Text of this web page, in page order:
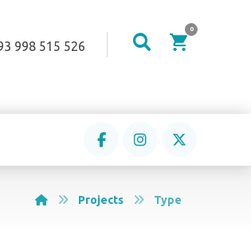
998 515 526
Projects Type